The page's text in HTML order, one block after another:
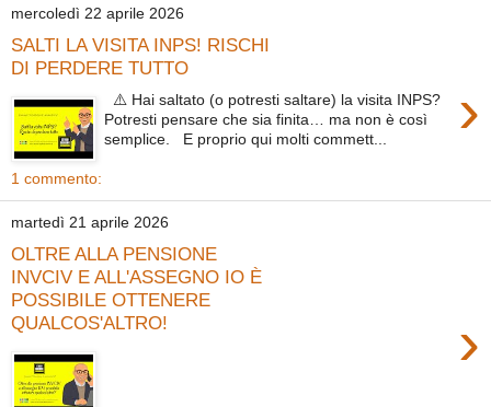
mercoledì 22 aprile 2026
SALTI LA VISITA INPS! RISCHI
DI PERDERE TUTTO
›
⚠️ Hai saltato (o potresti saltare) la visita INPS?
Potresti pensare che sia finita… ma non è così
semplice. E proprio qui molti commett...
1 commento:
martedì 21 aprile 2026
OLTRE ALLA PENSIONE
INVCIV E ALL'ASSEGNO IO È
POSSIBILE OTTENERE
QUALCOS'ALTRO!
›